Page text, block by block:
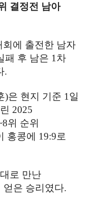
결정전 남아
에 출전한 남자
패 후 남은 1 차
.
)은 현지 기준 1 일
2025
위 순위
홍콩에 19:9로
로 만난
얻은 승리였다.